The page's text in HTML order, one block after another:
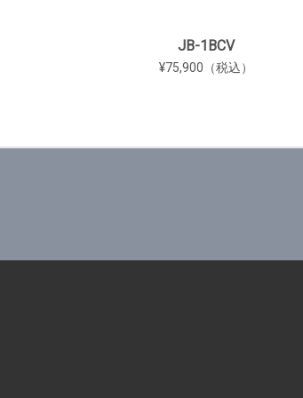
JB-1BCV
¥75,900（税込）